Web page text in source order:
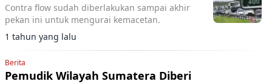
Contra flow sudah diberlakukan sampai akhir
pekan ini untuk mengurai kemacetan.
1 tahun yang lalu
Berita
Pemudik Wilayah Sumatera Diberi